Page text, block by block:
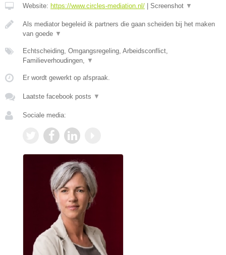
Website: https://www.circles-mediation.nl/ Screenshot ▼
Als mediator begeleid ik partners die gaan scheiden bij het maken
van goede ▼
Echtscheiding, Omgangsregeling, Arbeidsconflict,
Familieverhoudingen, ▼
Er wordt gewerkt op afspraak.
Laatste facebook posts ▼
Sociale media: